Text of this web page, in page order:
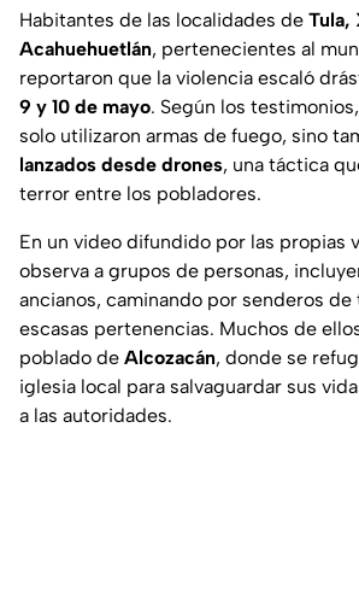
Habitantes de las localidades de Tula,
Acahuehuetlán, pertenecientes al
reportaron que la violencia escaló
9 y 10 de mayo. Según los
solo utilizaron armas de fuego, sino
lanzados desde drones, una táctica
terror entre los pobladores.
En un video difundido por las propias
observa a grupos de personas,
ancianos, caminando por senderos
escasas pertenencias. Muchos de
poblado de Alcozacán, donde se
iglesia local para salvaguardar sus
a las autoridades.